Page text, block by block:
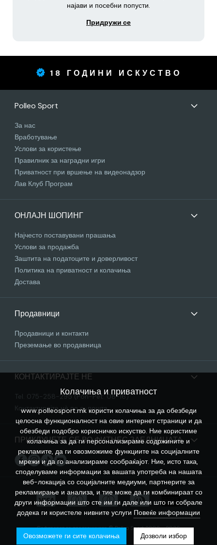
најави и посебни попусти.
Придружи се
18 ГОДИНИ ИСКУСТВО
Polleo Sport
За нас
Вработување
Услови за користење
Правилник за наградни игри
Приватност при вршење на видеонадзор
Лав Клуб Програм
ОНЛАЈН ШОПИНГ
Најчесто поставувани прашања
Услови за продажба
Заштита на податоците и доверливост
Политика на приватност и колачиња
Достава
Продавници
Продавници и контакти
Преземање во продавница
КОНТАКТИРАЈТЕ НЕ
Tel. 075-258-295 (Pon-Pet: 08-16)
Контактирајте нѐ по е-пошта
ПРИКЛУЧЕТЕ СЕ ВО ФИТНЕС ЗАЕДНИЦАТА
Софтверот за продавницата © Polleo Sport 2008 - 2026
Колачиња и приватност
www.polleosport.mk користи колачиња за да обезбеди
целосна функционалност на овие интернет страници и да
обезбеди подобро корисничко искуство. Ние користиме
колачиња за да ги персонализираме содржините и
рекламите, да ги овозможиме функциите на социјалните
мрежи и да го анализираме сообраќајот. Ние, исто така,
споделуваме информации за вашата употреба на нашата
веб-локација со социјалните медиуми, партнерите за
рекламирање и анализа, и тие може да ги комбинираат со
други информации што сте им ги дале или што ги собрале
додека ги користеле нивните услуги Повеќе информации
Овозможете ги сите колачиња Дозволи избор